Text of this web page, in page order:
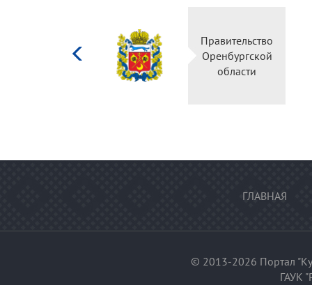
Правительство
Оренбургской
области
ГЛАВНАЯ
© 2013-2026 Портал
ГАУК